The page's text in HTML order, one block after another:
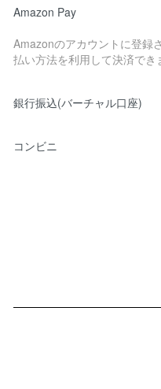
Amazon Pay
Amazonのアカウントに登録
払い方法を利用して決済でき
銀行振込(バーチャル口座)
コンビニ